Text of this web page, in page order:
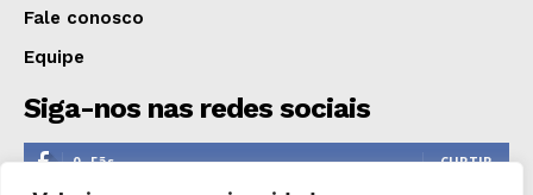
Fale conosco
Equipe
Siga-nos nas redes sociais
0 Fãs CURTIR